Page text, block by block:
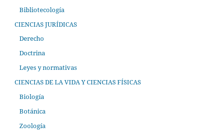
Bibliotecología
CIENCIAS JURÍDICAS
Derecho
Doctrina
Leyes y normativas
CIENCIAS DE LA VIDA Y CIENCIAS FÍSICAS
Biología
Botánica
Zoología